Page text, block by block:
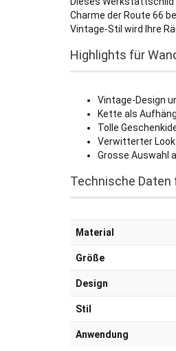
Charme der Route 66
Vintage-Stil wird Ihre
Highlights für
Vintage-Design
Kette als
Tolle
Verwitterter Look
Grosse Auswahl
Technische
Material
Größe
Design
Stil
Anwendung